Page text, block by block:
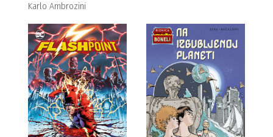
Karlo Ambrozini